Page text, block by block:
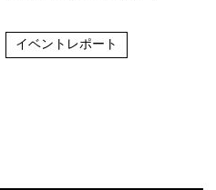
イベントレポート